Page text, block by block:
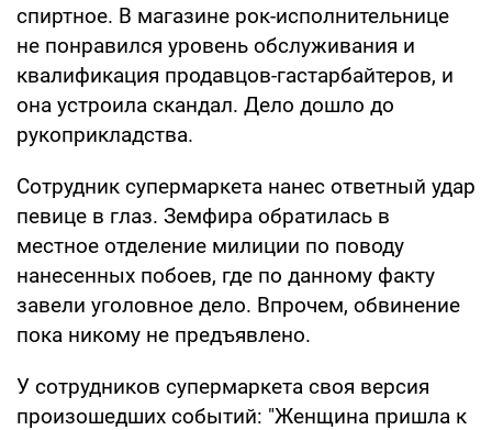
спиртное. В магазине рок-исполнительнице
не понравился уровень обслуживания и
квалификация продавцов-гастарбайтеров, и
она устроила скандал. Дело дошло до
рукоприкладства.
Сотрудник супермаркета нанес ответный удар
певице в глаз. Земфира обратилась в
местное отделение милиции по поводу
нанесенных побоев, где по данному факту
завели уголовное дело. Впрочем, обвинение
пока никому не предъявлено.
У сотрудников супермаркета своя версия
произошедших событий: "Женщина пришла к